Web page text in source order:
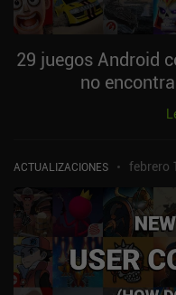
29 juegos Android
no
ACTUALIZACIONES febrero